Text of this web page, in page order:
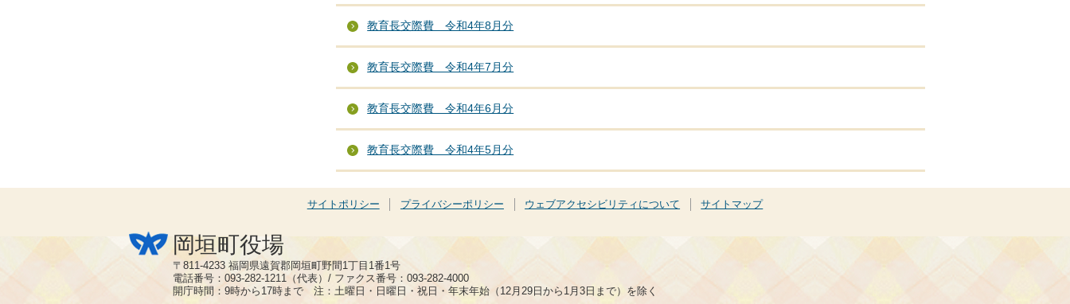
教育長交際費 令和4年8月分
教育長交際費 令和4年7月分
教育長交際費 令和4年6月分
教育長交際費 令和4年5月分
サイトポリシー プライバシーポリシー ウェブアクセシビリティについて サイトマップ
岡垣町役場
〒811-4233 福岡県遠賀郡岡垣町野間1丁目1番1号
電話番号：093-282-1211（代表）/ ファクス番号：093-282-4000
開庁時間：9時から17時まで 注：土曜日・日曜日・祝日・年末年始（12月29日から1月3日まで）を除く